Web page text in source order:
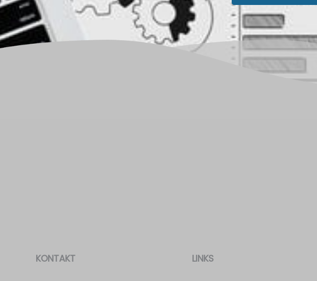
KONTAKT LINKS